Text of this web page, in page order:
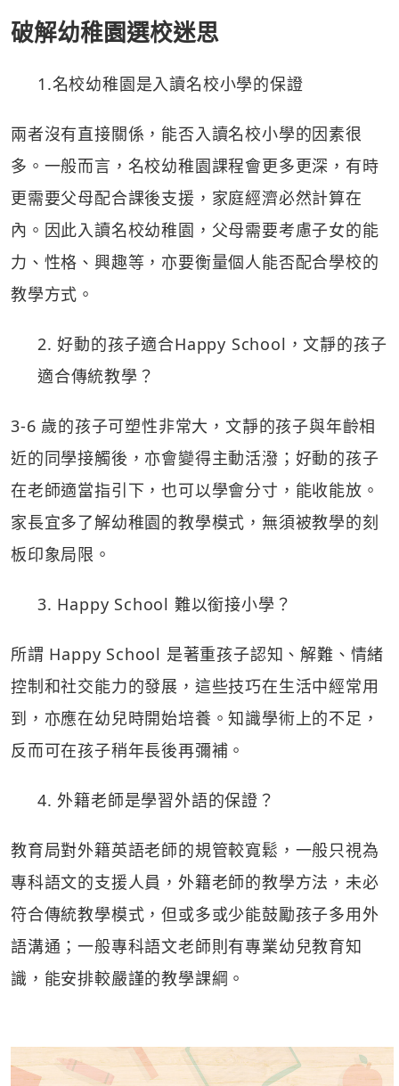
破解幼稚園選校迷思
1.名校幼稚園是入讀名校小學的保證
兩者沒有直接關係，能否入讀名校小學的因素很
多。一般而言，名校幼稚園課程會更多更深，有時
更需要父母配合課後支援，家庭經濟必然計算在
內。因此入讀名校幼稚園，父母需要考慮子女的能
力、性格、興趣等，亦要衡量個人能否配合學校的
教學方式。
2. 好動的孩子適合Happy School，文靜的孩子
適合傳統教學？
3-6 歲的孩子可塑性非常大，文靜的孩子與年齡相
近的同學接觸後，亦會變得主動活潑；好動的孩子
在老師適當指引下，也可以學會分寸，能收能放。
家長宜多了解幼稚園的教學模式，無須被教學的刻
板印象局限。
3. Happy School 難以銜接小學？
所謂 Happy School 是著重孩子認知、解難、情緒
控制和社交能力的發展，這些技巧在生活中經常用
到，亦應在幼兒時開始培養。知識學術上的不足，
反而可在孩子稍年長後再彌補。
4. 外籍老師是學習外語的保證？
教育局對外籍英語老師的規管較寬鬆，一般只視為
專科語文的支援人員，外籍老師的教學方法，未必
符合傳統教學模式，但或多或少能鼓勵孩子多用外
語溝通；一般專科語文老師則有專業幼兒教育知
識，能安排較嚴謹的教學課綱。